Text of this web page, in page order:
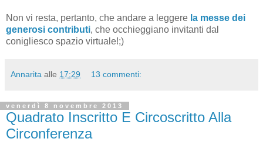
Non vi resta, pertanto, che andare a leggere la messe dei
generosi contributi, che occhieggiano invitanti dal
conigliesco spazio virtuale!;)
Annarita alle 17:29 13 commenti:
venerdì 8 novembre 2013
Quadrato Inscritto E Circoscritto Alla
Circonferenza